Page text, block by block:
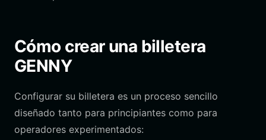
Cómo crear una billetera
GENNY
Configurar su billetera es un proceso sencillo
diseñado tanto para principiantes como para
operadores experimentados: